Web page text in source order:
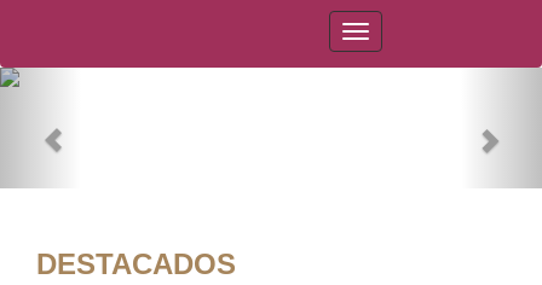
PAOT
DESTACADOS